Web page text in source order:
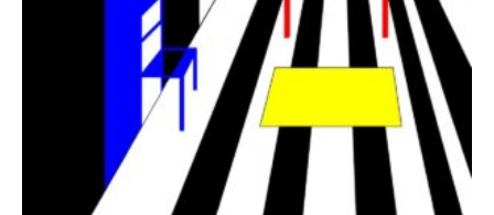
auf.
Die
Optionen
können
auf
der
Produktseite
gewählt